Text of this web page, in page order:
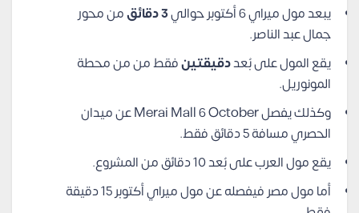
يبعد مول ميراي 6 أكتوبر حوالي
3 دقائق
من محور
جمال عبد الناصر.
يقع المول على بُعددقيقتينفقط من من محطة
المونوريل.
وكذلك يفصل Merai Mall 6 October عن ميدان
الحصري مسافة 5 دقائق فقط.
يقع مول العرب على بُعد 10 دقائق من المشروع.
أما مول مصر فيفصله عن مول ميراي أكتوبر 15 دقيقة